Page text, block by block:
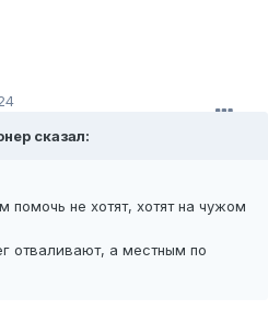
сказал:
помочь не хотят, хотят на чужом
отваливают, а местным по